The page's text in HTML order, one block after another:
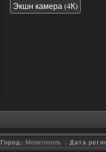
Экшн камера (4К)
Город: Мелитополь Дата